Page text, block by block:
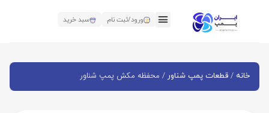
ورود/ثبت نام سبد خرید
خانه / قطعات پمپ شناور/ محفظه مکش پمپ شناور